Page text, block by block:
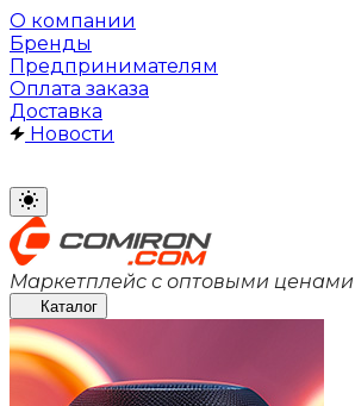
О компании
Бренды
Предпринимателям
Оплата заказа
Доставка
Новости
Маркетплейс с оптовыми ценами
Каталог